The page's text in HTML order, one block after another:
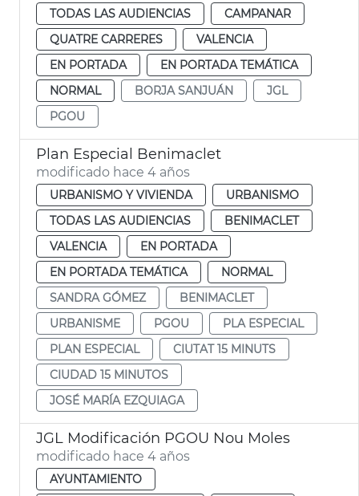
TODAS LAS AUDIENCIAS
CAMPANAR
QUATRE CARRERES
VALENCIA
EN PORTADA
EN PORTADA TEMÁTICA
NORMAL
BORJA SANJUÁN
JGL
PGOU
Plan Especial Benimaclet
modificado hace 4 años
URBANISMO Y VIVIENDA
URBANISMO
TODAS LAS AUDIENCIAS
BENIMACLET
VALENCIA
EN PORTADA
EN PORTADA TEMÁTICA
NORMAL
SANDRA GÓMEZ
BENIMACLET
URBANISME
PGOU
PLA ESPECIAL
PLAN ESPECIAL
CIUTAT 15 MINUTS
CIUDAD 15 MINUTOS
JOSÉ MARÍA EZQUIAGA
JGL Modificación PGOU Nou Moles
modificado hace 4 años
AYUNTAMIENTO